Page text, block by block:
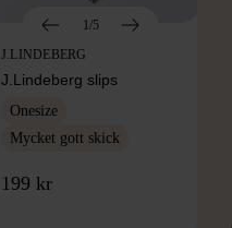
1/5
J.LINDEBERG
J.Lindeberg slips
Onesize
Mycket gott skick
199 kr